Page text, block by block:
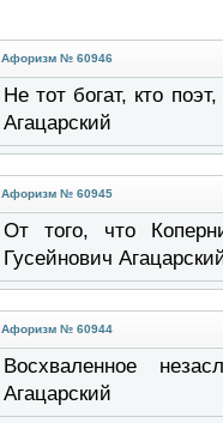
Афоризм № 60946
Не тот богат, кто
Агацарский
Афоризм № 60945
От того, что
Гусейнович
Афоризм № 60944
Восхваленное
Агацарский